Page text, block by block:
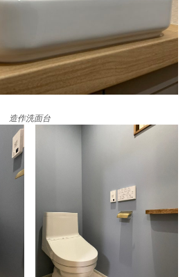
造作洗面台